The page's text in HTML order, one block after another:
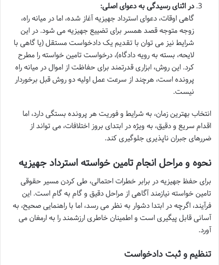
در اثنای رسیدگی به دعوای اصلی:
گاهی اوقات، دعوای استرداد جهیزیه آغاز شده، اما در میانه راه،
زوجه متوجه قصد همسر برای تضییع جهیزیه می شود. در این
شرایط نیز می توان با تقدیم یک دادخواست مستقل (یا گاهی با
لایحه، بسته به رویه دادگاه)، درخواست تامین خواسته را مطرح
کرد. این روش، ابزاری قدرتمند برای حفاظت از اموال در میانه راه
پرونده است، هرچند از سرعت عمل اولیه دو روش قبل برخوردار
نیست.
انتخاب بهترین زمان، به شرایط و فوریت هر پرونده بستگی دارد، اما
اقدام سریع و دقیق، به ویژه در ابتدای بروز اختلافات، می تواند از
ضررهای جبران ناپذیری جلوگیری کند.
نحوه و مراحل انجام تامین خواسته استرداد جهیزیه
برای حفظ جهیزیه در برابر خطرات احتمالی، طی کردن مسیر حقوقی
تامین خواسته نیازمند آگاهی از مراحل دقیق و گام به گام است. این
فرآیند، اگرچه در ابتدا دشوار به نظر می رسد، اما با راهنمایی صحیح، به
آسانی قابل پیگیری است و اطمینان خاطری ارزشمند را به ارمغان می
آورد.
تنظیم و ثبت دادخواست